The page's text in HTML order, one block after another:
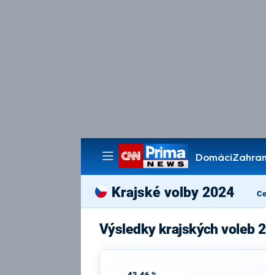
Domácí
Pořady
Krajské volby 2024
Výsledky krajských voleb